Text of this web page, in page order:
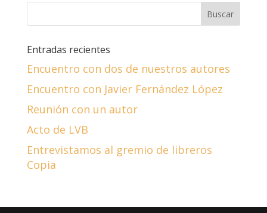
Entradas recientes
Encuentro con dos de nuestros autores
Encuentro con Javier Fernández López
Reunión con un autor
Acto de LVB
Entrevistamos al gremio de libreros
Copia